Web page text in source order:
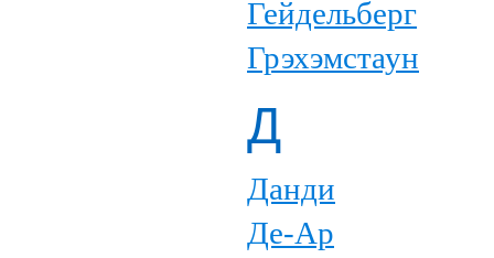
Гейдельберг
Грэхэмстаун
Д
Данди
Де-Ар